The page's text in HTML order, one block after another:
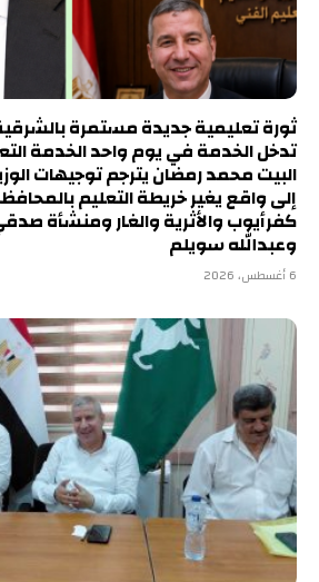
تدخل الخدمة في يوم واحد الخدمة
البيت محمد رمضان يترجم توجيهات
إلى واقع يغير خريطة التعليم
كفرأيوب والأثرية والغار ومنشأة
وعبدالله سويلم
6 أغسطس، 2026